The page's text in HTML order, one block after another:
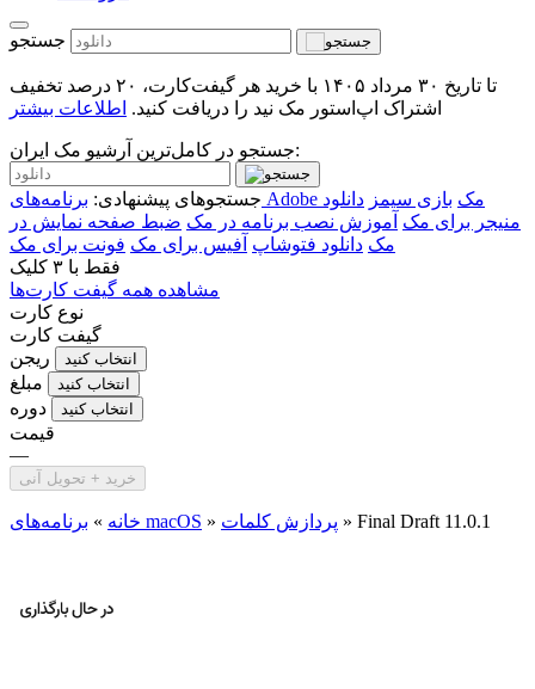
جستجو
تا تاریخ ۳۰ مرداد ۱۴۰۵ با خرید هر گیفت‌کارت، ۲۰ درصد تخفیف
اشتراک اپ‌استور مک نید را دریافت کنید. اطلاعات بیشتر
جستجو در کامل‌ترین آرشیو مک ایران:
جستجوهای پیشنهادی: برنامه‌های Adobe مک بازی سیمز دانلود
منیجر برای مک آموزش نصب برنامه در مک ضبط صفحه نمایش در
مک دانلود فتوشاپ آفیس برای مک فونت برای مک
فقط با ۳ کلیک
مشاهده همه گیفت کارت‌ها
نوع کارت
گیفت کارت
ریجن
انتخاب کنید
مبلغ انتخاب کنید
دوره انتخاب کنید
قیمت
—
خرید + تحویل آنی
خانه » برنامه‌های macOS » پردازش کلمات » Final Draft 11.0.1